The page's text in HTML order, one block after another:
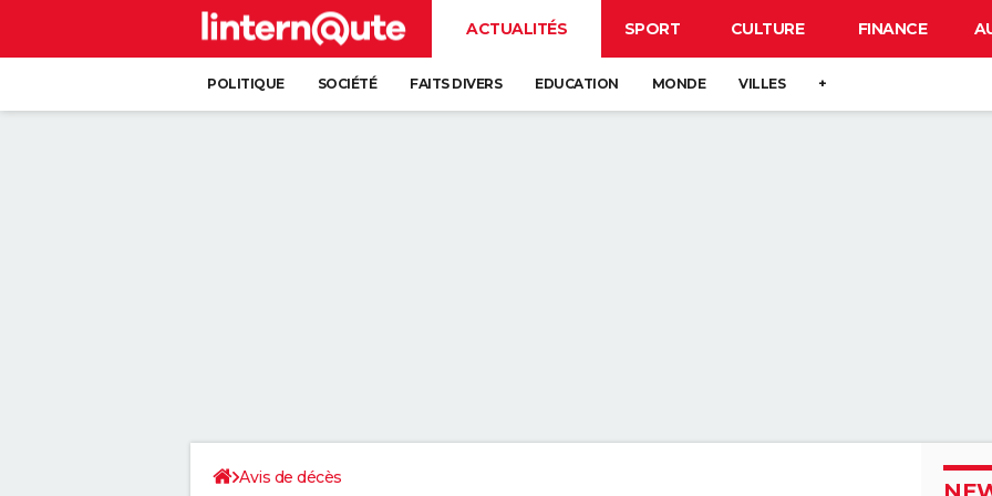
ACTUALITÉS SPORT CULTURE FINANCE
POLITIQUE SOCIÉTÉ FAITS DIVERS EDUCATION MONDE VILLES +
Avis de décès